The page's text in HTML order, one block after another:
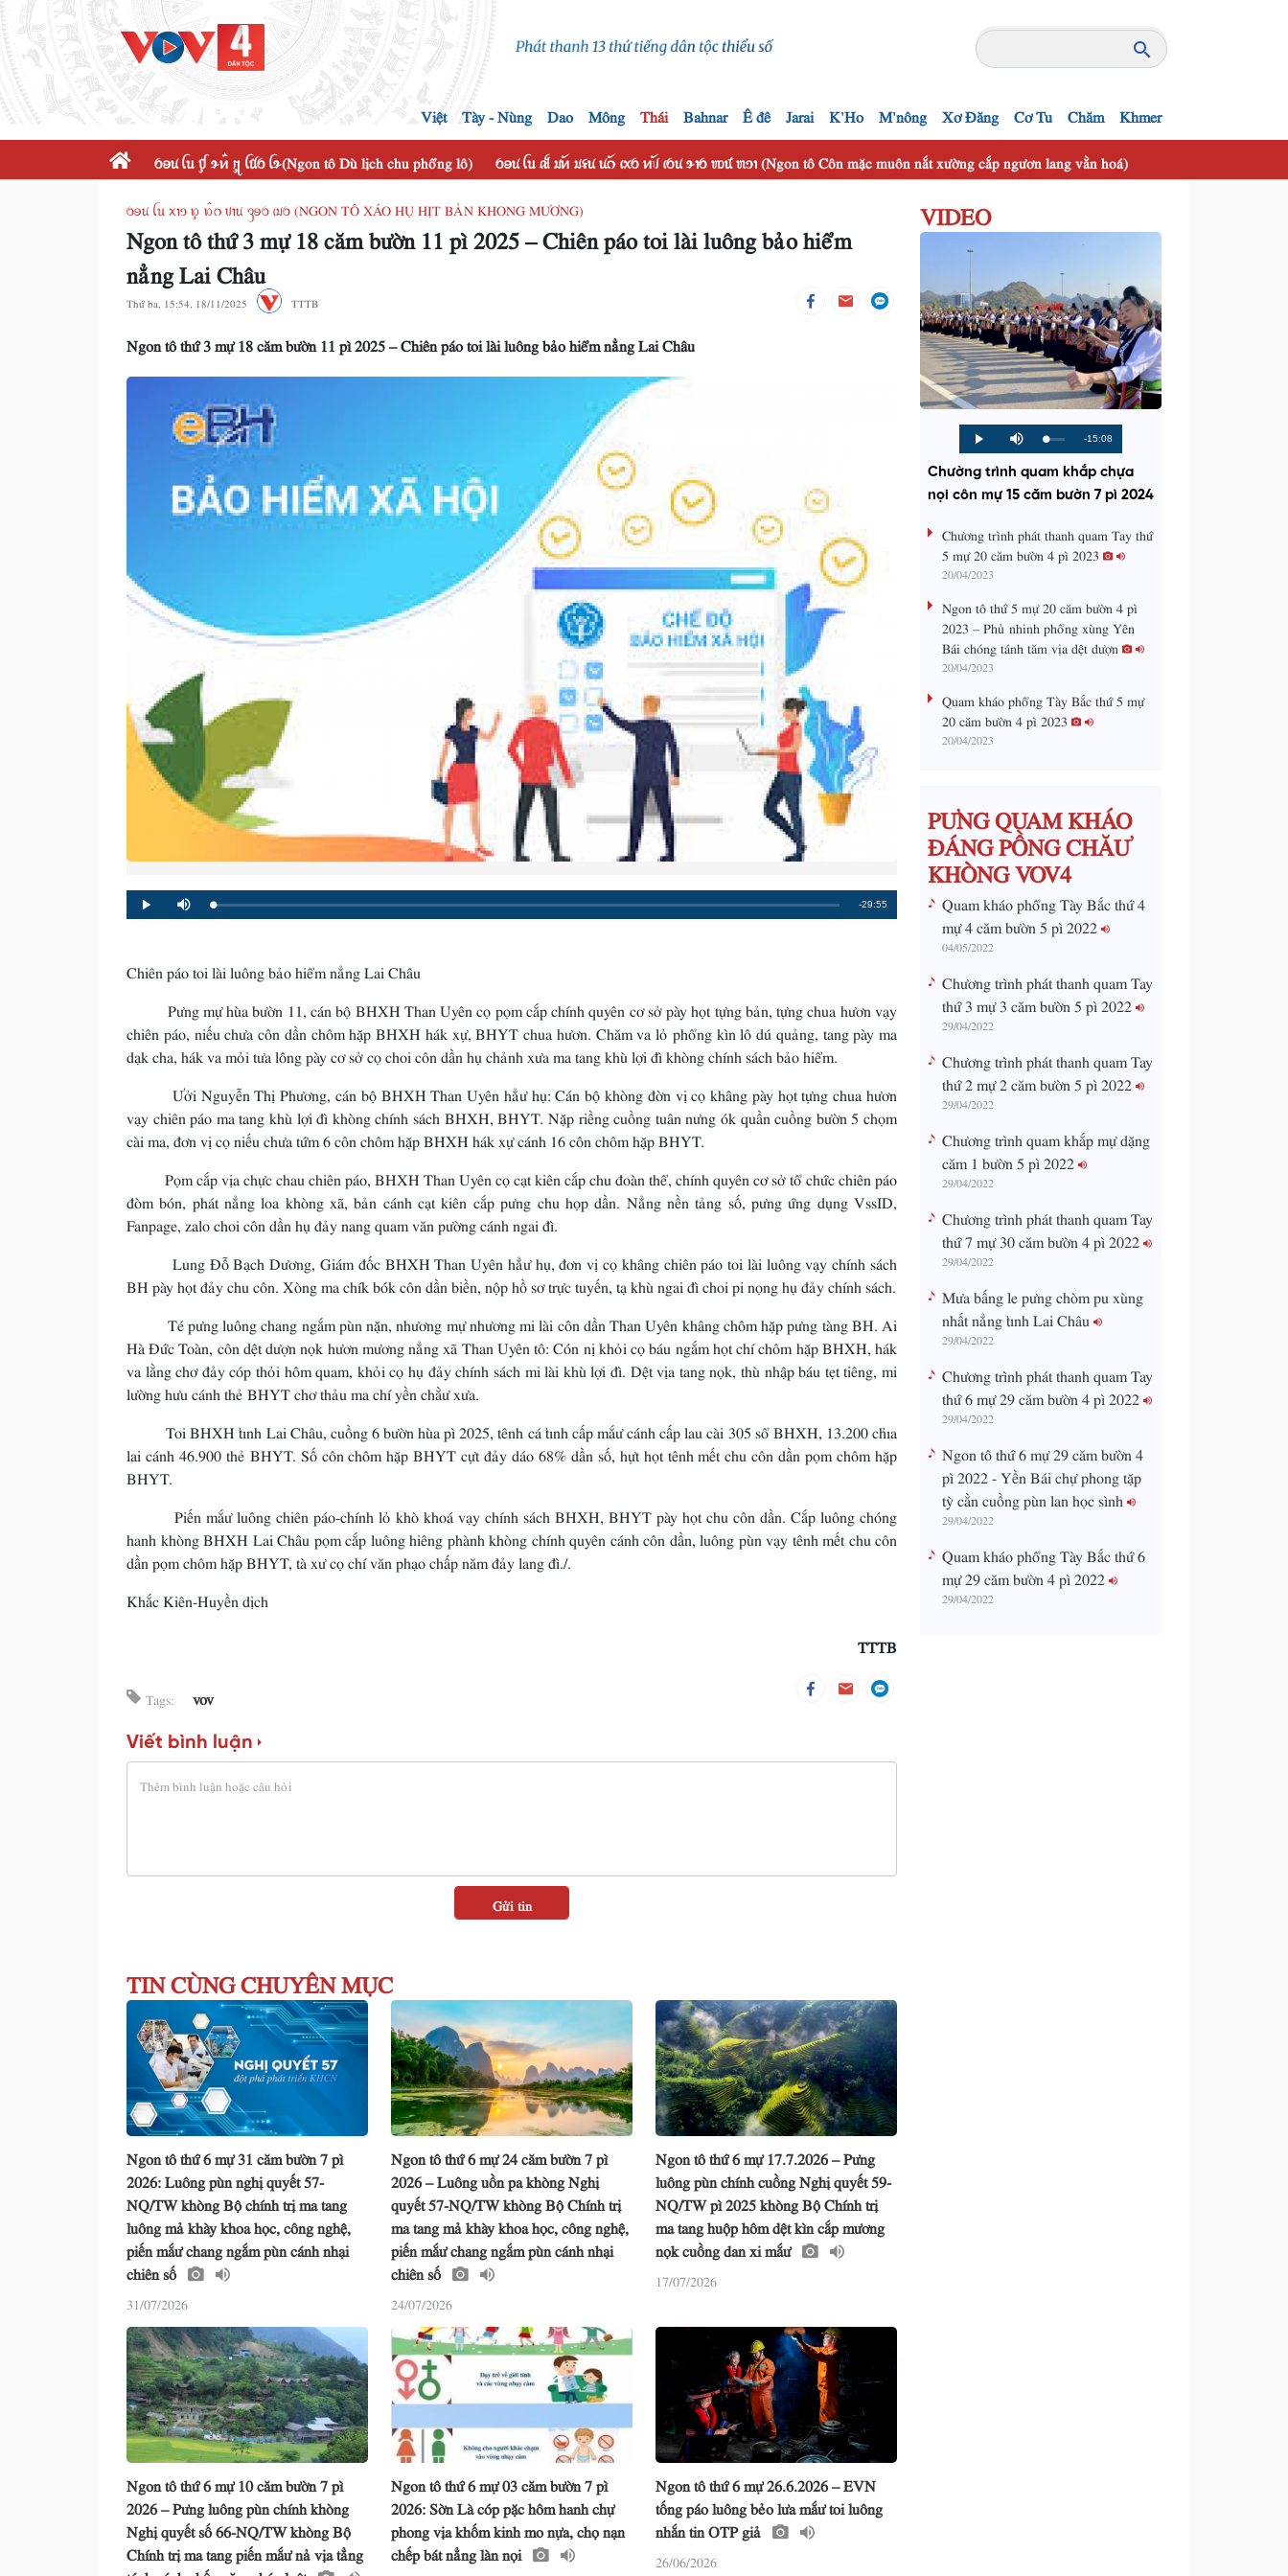
Việt Tày - Nùng Dao Mông Thái Bahnar Ê đê Jarai K'Ho M'nông Xơ Đăng Cơ Tu Chăm Khmer
ꪉꪮꪙ ꪶꪕ ꪤꪴ ꪩꪀꪲ ꪋꪴ ꪶꪠꪉ ꪶꪩ(Ngon tô Dù lịch chu phổng lô) ꪉꪮꪙ ꪶꪕ ꫛ ꪣꪀꪰ ꪣꪺꪙ ꪙꪒꪰ ꪹꪎꪉ ꪀꪚꪰ ꪹꪉꪙ ꪩꪱꪉ ꪪꪽ ꪬꪫꪱ (Ngon tô Côn mặc muôn nắt xường cắp ngươn lang vằn hoá)
ꪉꪮꪙ ꪶꪕ ꪎꪱꪫ ꪭꪴ ꪭꪲꪒ ꪚꪱꪙ ꪅꪮꪉ ꪹꪣꪉ (NGON TÔ XÁO HỤ HỊT BẢN KHONG MƯƠNG)
Ngon tô thứ 3 mự 18 căm bườn 11 pì 2025 – Chiên páo toi lài luông bảo hiểm
nẳng Lai Châu
Thứ ba, 15:54, 18/11/2025 TTTB
Ngon tô thứ 3 mự 18 căm bườn 11 pì 2025 – Chiên páo toi lài luông bảo hiểm nẳng Lai Châu
Play Mute Loaded:
0%
Progress:
0%
Remaining
-29:55
Chiên páo toi lài luông bảo hiểm nẳng Lai Châu
Pưng mự hùa bườn 11, cán bộ BHXH Than Uyên cọ pọm cắp chính quyên cơ sở pày họt tựng bản, tựng chua hươn vạy
chiên páo, niếu chưa côn dần chôm hặp BHXH hák xự, BHYT chua hươn. Chăm va lỏ phổng kìn lô dú quảng, tang pày ma
dạk cha, hák va mỏi tưa lông pày cơ sở cọ choi côn dần hụ chảnh xưa ma tang khù lợi đì khòng chính sách bảo hiểm.
Ưởi Nguyễn Thị Phương, cán bộ BHXH Than Uyên hẳư hụ: Cán bộ khòng đờn vị cọ khâng pày họt tựng chua hươn
vạy chiên páo ma tang khù lợi đì khòng chính sách BHXH, BHYT. Nặp riềng cuồng tuân nưng ók quần cuồng bườn 5 chọm
cài ma, đơn vị cọ niếu chưa tứm 6 côn chôm hặp BHXH hák xự cánh 16 côn chôm hặp BHYT.
Pọm cắp vịa chực chau chiên páo, BHXH Than Uyên cọ cạt kiên cắp chu đoàn thể, chính quyên cơ sở tổ chức chiên páo
đòm bón, phát nẳng loa khòng xã, bản cánh cạt kiên cắp pưng chu họp dần. Nẳng nền tảng số, pưng ứng dụng VssID,
Fanpage, zalo choi côn dần hụ đảy nang quam văn pường cánh ngai đì.
Lung Đỗ Bạch Dương, Giám đốc BHXH Than Uyên hẳư hụ, đơn vị cọ khâng chiên páo toi lài luông vạy chính sách
BH pày họt đảy chu côn. Xòng ma chík bók côn dần biền, nộp hồ sơ trực tuyến, tạ khù ngai đì choi pi nọng hụ đảy chính sách.
Té pưng luông chang ngắm pùn nặn, nhương mự nhương mi lài côn dần Than Uyên khâng chôm hặp pưng tàng BH. Ai
Hà Đức Toàn, côn dệt dượn nọk hươn mương nẳng xã Than Uyên tô: Cón nị khỏi cọ báu ngắm họt chí chôm hặp BHXH, hák
va lằng chơ đảy cóp thỏi hôm quam, khỏi cọ hụ đảy chính sách mi lài khù lợi đì. Dệt vịa tang nọk, thù nhập báu tẹt tiêng, mi
lường hưu cánh thẻ BHYT chơ thảu ma chí yền chằư xưa.
Toi BHXH tỉnh Lai Châu, cuồng 6 bườn hùa pì 2025, tênh cá tỉnh cấp mắư cánh cấp lau cài 305 sổ BHXH, 13.200 chỉa
lai cánh 46.900 thẻ BHYT. Số côn chôm hặp BHYT cựt đảy dáo 68% dần số, hựt họt tênh mết chu côn dần pọm chôm hặp
BHYT.
Piến mắư luông chiên páo-chính lỏ khò khoá vạy chính sách BHXH, BHYT pày họt chu côn dần. Cắp luông chóng
hanh khòng BHXH Lai Châu pọm cắp luông hiêng phành khòng chính quyên cánh côn dần, luông pùn vạy tênh mết chu côn
dần pọm chôm hặp BHYT, tà xư cọ chí văn phạo chấp năm đảy lang đì./.
Khắc Kiên-Huyền dịch
TTTB
Tags: vov
Viết bình luận
TIN CÙNG CHUYÊN MỤC
Ngon tô thứ 6 mự 31 căm bườn 7 pì
2026: Luông pùn nghị quyết 57-
NQ/TW khòng Bộ chính trị ma tang
luông mả khày khoa học, công nghệ,
piến mắư chang ngắm pùn cánh nhại
chiên số
31/07/2026
Ngon tô thứ 6 mự 24 căm bườn 7 pì
2026 – Luông uồn pa khòng Nghị
quyết 57-NQ/TW khòng Bộ Chính trị
ma tang mả khày khoa học, công nghệ,
piến mắư chang ngắm pùn cánh nhại
chiên số
24/07/2026
Ngon tô thứ 6 mự 17.7.2026 – Pưng
luông pùn chính cuồng Nghị quyết 59-
NQ/TW pì 2025 khòng Bộ Chính trị
ma tang huộp hôm dệt kìn cắp mương
nọk cuồng dan xi mắư
17/07/2026
Ngon tô thứ 6 mự 10 căm bườn 7 pì
2026 – Pưng luông pùn chính khòng
Nghị quyết số 66-NQ/TW khòng Bộ
Chính trị ma tang piến mắư nả vịa tẳng
Ngon tô thứ 6 mự 03 căm bườn 7 pì
2026: Sờn Là cóp pặc hôm hanh chự
phong vịa khốm kinh mo nựa, chọ nạn
chếp bát nẳng làn nọi
Ngon tô thứ 6 mự 26.6.2026 – EVN
tống páo luông bẻo lưa mắư toi luông
nhắn tin OTP giả
26/06/2026
VIDEO
P
l
y
M
u
e
L
o
d
d
:
P
r
g
e
s
%
R
e
m
i
T
i
-15:08
Chường trình quam khắp chựa
nọi côn mự 15 căm bườn 7 pì 2024
Chương trình phát thanh quam Tay thứ
5 mự 20 căm bườn 4 pì 2023
20/04/2023
Ngon tô thứ 5 mự 20 căm bườn 4 pì
2023 – Phủ nhinh phổng xùng Yên
Bái chóng tánh tăm vịa dệt dượn
20/04/2023
Quam kháo phổng Tày Bắc thứ 5 mự
20 căm bườn 4 pì 2023
20/04/2023
PƯNG QUAM KHÁO
ĐÁNG PỒNG CHĂƯ
KHÒNG VOV4
Quam kháo phổng Tày Bắc thứ 4
mự 4 căm bườn 5 pì 2022
04/05/2022
Chương trình phát thanh quam Tay
thứ 3 mự 3 căm bườn 5 pì 2022
29/04/2022
Chương trình phát thanh quam Tay
thứ 2 mự 2 căm bườn 5 pì 2022
29/04/2022
Chương trình quam khắp mự dặng
căm 1 bườn 5 pì 2022
29/04/2022
Chương trình phát thanh quam Tay
thứ 7 mự 30 căm bườn 4 pì 2022
29/04/2022
Mưa bấng le pưng chòm pu xùng
nhất nẳng tỉnh Lai Châu
29/04/2022
Chương trình phát thanh quam Tay
thứ 6 mự 29 căm bườn 4 pì 2022
29/04/2022
Ngon tô thứ 6 mự 29 căm bườn 4
pì 2022 - Yền Bái chự phong tặp
tỳ cằn cuồng pùn lan học sình
29/04/2022
Quam kháo phổng Tày Bắc thứ 6
mự 29 căm bườn 4 pì 2022
29/04/2022